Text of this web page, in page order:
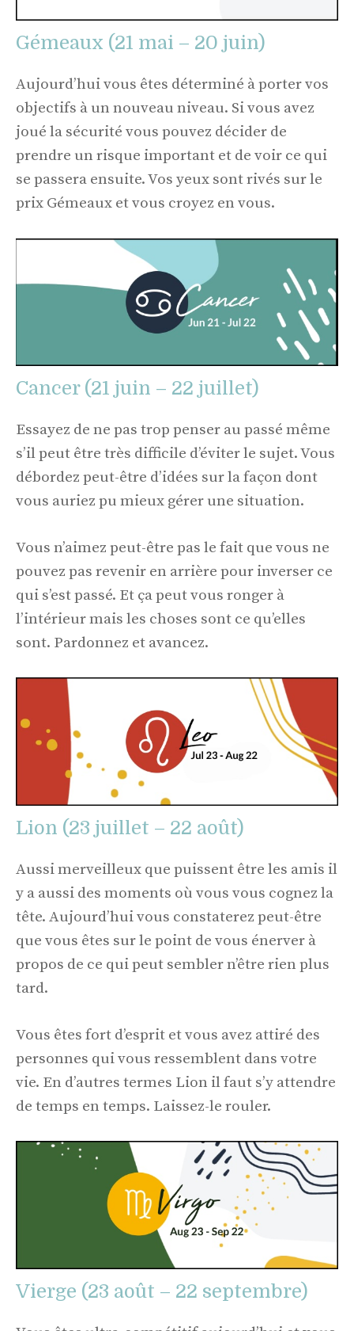
Gémeaux (21 mai – 20 juin)
Aujourd’hui vous êtes déterminé à porter vos
objectifs à un nouveau niveau. Si vous avez
joué la sécurité vous pouvez décider de
prendre un risque important et de voir ce qui
se passera ensuite. Vos yeux sont rivés sur le
prix Gémeaux et vous croyez en vous.
Cancer (21 juin – 22 juillet)
Essayez de ne pas trop penser au passé même
s’il peut être très difficile d’éviter le sujet. Vous
débordez peut-être d’idées sur la façon dont
vous auriez pu mieux gérer une situation.
Vous n’aimez peut-être pas le fait que vous ne
pouvez pas revenir en arrière pour inverser ce
qui s’est passé. Et ça peut vous ronger à
l’intérieur mais les choses sont ce qu’elles
sont. Pardonnez et avancez.
Lion (23 juillet – 22 août)
Aussi merveilleux que puissent être les amis il
y a aussi des moments où vous vous cognez la
tête. Aujourd’hui vous constaterez peut-être
que vous êtes sur le point de vous énerver à
propos de ce qui peut sembler n’être rien plus
tard.
Vous êtes fort d’esprit et vous avez attiré des
personnes qui vous ressemblent dans votre
vie. En d’autres termes Lion il faut s’y attendre
de temps en temps. Laissez-le rouler.
Vierge (23 août – 22 septembre)